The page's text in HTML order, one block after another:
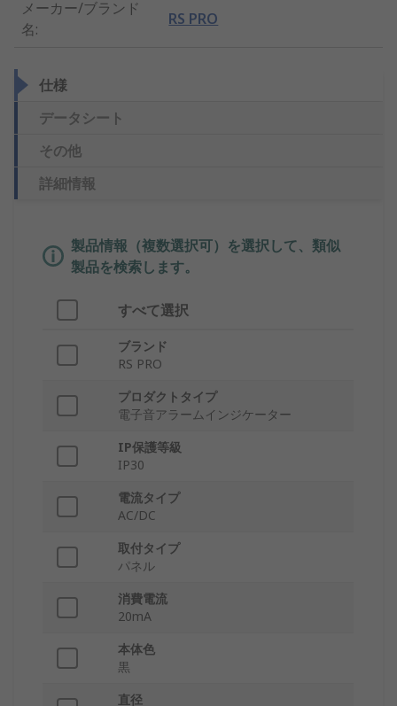
メーカー/ブランド
名:
RS PRO
仕様
データシート
その他
詳細情報
製品情報（複数選択可）を選択して、類似
製品を検索します。
すべて選択
ブランド
RS PRO
プロダクトタイプ
電子音アラームインジケーター
IP保護等級
IP30
電流タイプ
AC/DC
取付タイプ
パネル
消費電流
20mA
本体色
黒
直径